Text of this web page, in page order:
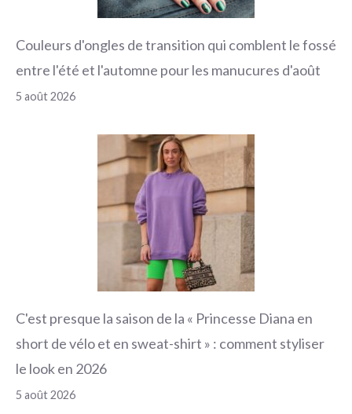
Couleurs d'ongles de transition qui comblent le fossé
entre l'été et l'automne pour les manucures d'août
5 août 2026
C'est presque la saison de la « Princesse Diana en
short de vélo et en sweat-shirt » : comment styliser
le look en 2026
5 août 2026